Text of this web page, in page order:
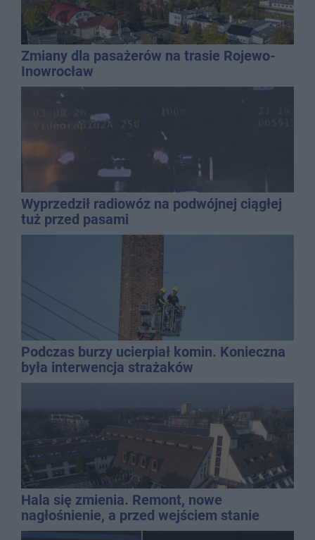
Zmiany dla pasażerów na trasie Rojewo-
Inowrocław
Wyprzedził radiowóz na podwójnej ciągłej
tuż przed pasami
Podczas burzy ucierpiał komin. Konieczna
była interwencja strażaków
Hala się zmienia. Remont, nowe
nagłośnienie, a przed wejściem stanie
QEMETICA ARENA